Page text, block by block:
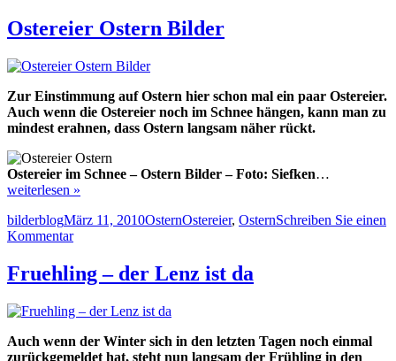
Ostern
Bildschirmschoner
Ostereier Ostern Bilder
Zur Einstimmung auf Ostern hier schon mal ein paar Ostereier.
Auch wenn die Ostereier noch im Schnee hängen, kann man zu
mindest erahnen, dass Ostern langsam näher rückt.
Ostereier im Schnee – Ostern Bilder – Foto: Siefken…
weiterlesen »
Autor
bilderblogVeröffentlicht
am
März 11, 2010Kategorien
OsternSchlagwörter
Ostereier, OsternSchreiben Sie einen
Kommentarzu
Ostern
Bilder
Fruehling – der Lenz ist da
Auch wenn der Winter sich in den letzten Tagen noch einmal
zurückgemeldet hat, steht nun langsam der Frühling in den